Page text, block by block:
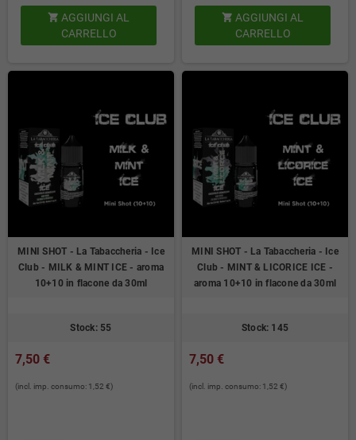
 AGGIUNGI AL
CARRELLO
 AGGIUNGI AL
CARRELLO
MINI SHOT - La Tabaccheria - Ice
Club - MILK & MINT ICE - aroma
10+10 in flacone da 30ml
Stock: 55
7,50 €
(incl. imp. consumo: 1,52 €)
MINI SHOT - La Tabaccheria - Ice
Club - MINT & LICORICE ICE -
aroma 10+10 in flacone da 30ml
Stock: 145
7,50 €
(incl. imp. consumo: 1,52 €)